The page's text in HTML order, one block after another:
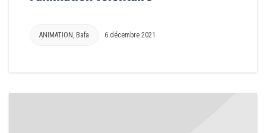
ANIMATION , Bafa 6 décembre 2021